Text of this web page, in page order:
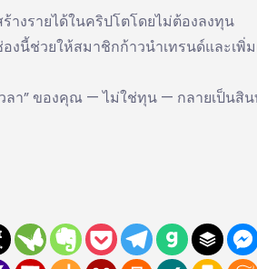
างรายได้ในคริปโตโดยไม่ต้องลงทุน
งนี้ช่วยให้สมาชิกก้าวนำเทรนด์และเพิ่
ลา” ของคุณ — ไม่ใช่ทุน — กลายเป็นสิ